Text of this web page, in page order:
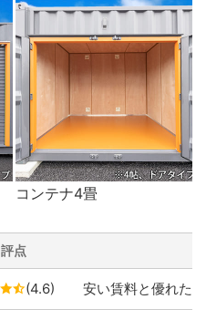
コンテナ4畳
評点
(4.6) 安い賃料と優れた